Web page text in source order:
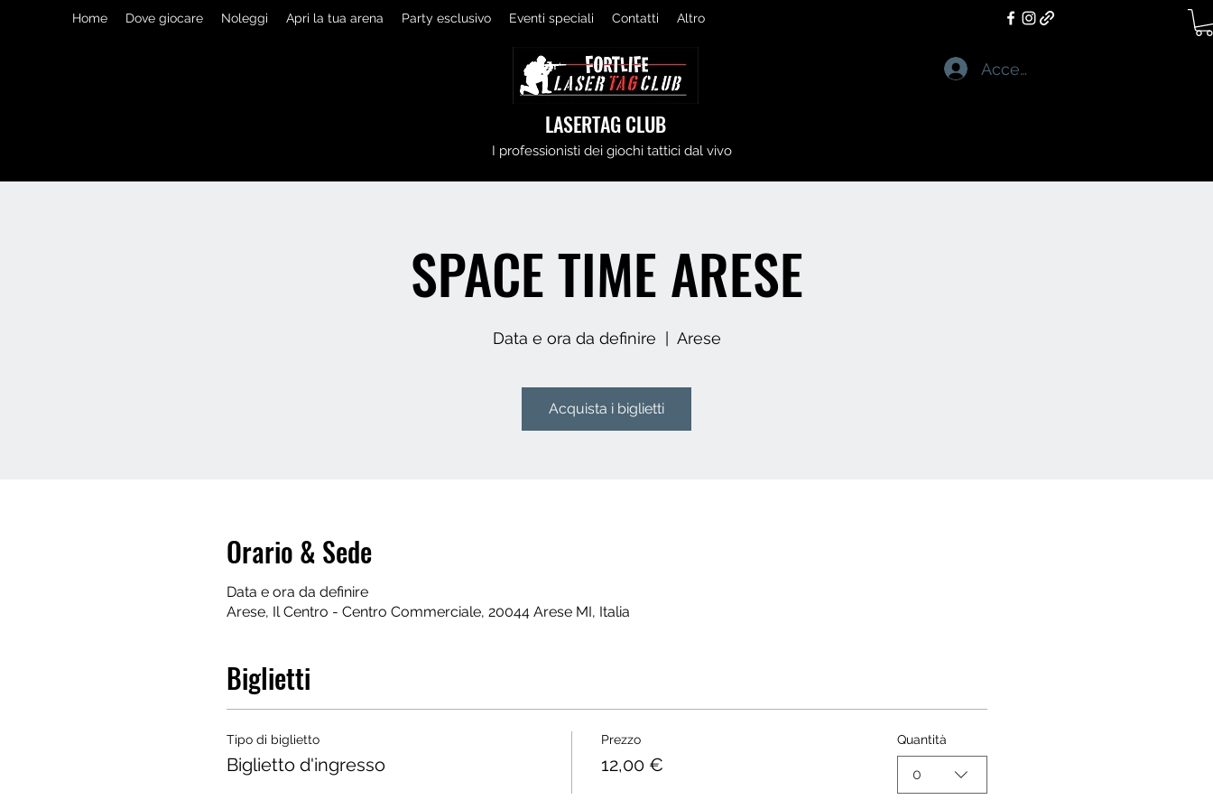
Home Dove giocare Noleggi Apri la tua arena Party esclusivo Eventi speciali Contatti Altro
LASERTAG CLUB
I professionisti dei giochi tattici dal vivo
Accedi
SPACE TIME ARESE
Data e ora da definire Arese
Acquista i biglietti
Orario & Sede
Data e ora da definire
Arese, Il Centro - Centro Commerciale, 20044 Arese MI, Italia
Biglietti
Tipo di biglietto
Biglietto d'ingresso
Prezzo
12,00 €
Quantità
0